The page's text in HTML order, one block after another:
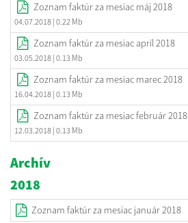
Zoznam faktúr za mesiac máj 2018
04.07.2018 | 0.22 Mb
Zoznam faktúr za mesiac apríl 2018
03.05.2018 | 0.13 Mb
Zoznam faktúr za mesiac marec 2018
16.04.2018 | 0.13 Mb
Zoznam faktúr za mesiac február 2018
12.03.2018 | 0.13 Mb
Archív
2018
Zoznam faktúr za mesiac január 2018